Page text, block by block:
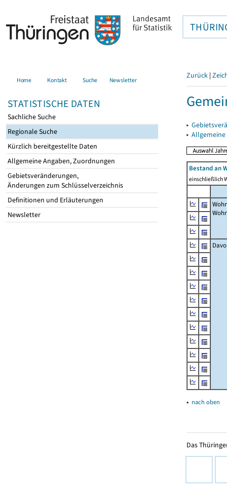
Home Kontakt Suche Newsletter
STATISTISCHE DATEN
Sachliche Suche
Regionale Suche
Kürzlich bereitgestellte Daten
Allgemeine Angaben, Zuordnungen
Gebietsveränderungen,
Änderungen zum Schlüsselverzeichnis
Definitionen und Erläuterungen
Newsletter
Zurück |
▸
▸
Bestand an
einschließlich
▴ nach oben
Das